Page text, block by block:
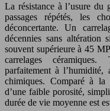
La résistance à l’usure du
passages répétés, les
déconcertante. Un
décennies sans altération
souvent supérieure à 45
carrelages
parfaitement à
chimiques. Comparé à la
d’une faible porosité,
durée de vie moyenne est